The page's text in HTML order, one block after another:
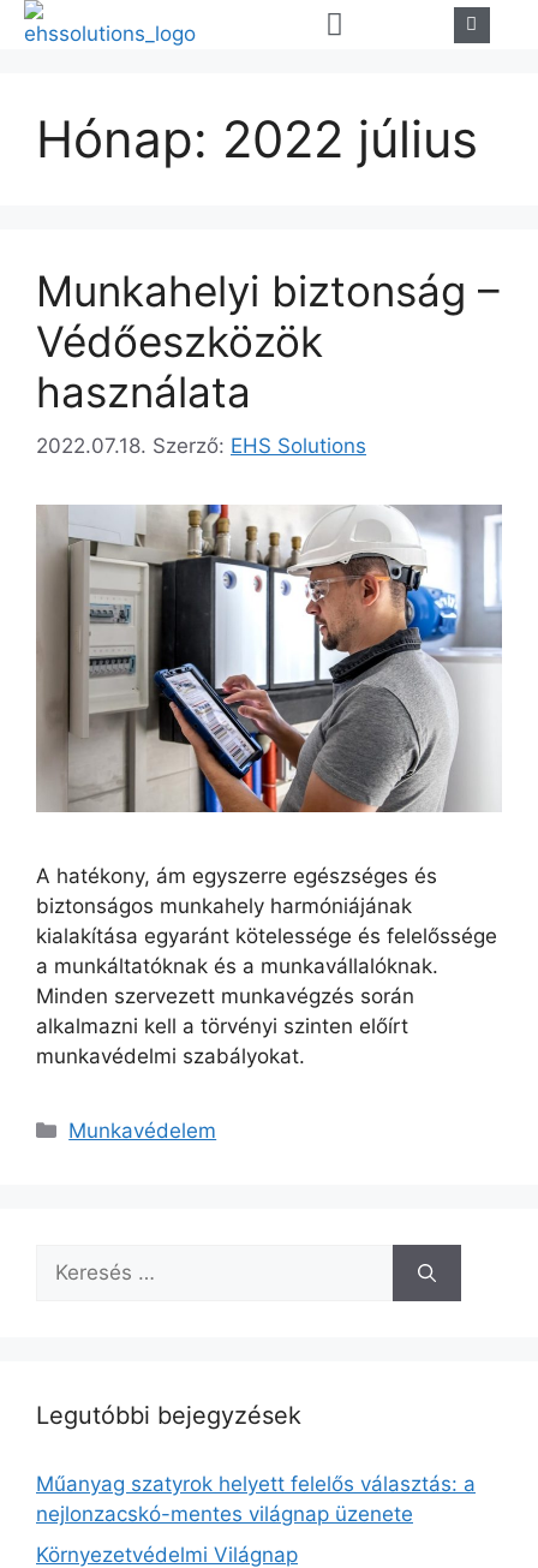
Hónap: 2022 július
Munkahelyi biztonság –
Védőeszközök
használata
2022.07.18. Szerző: EHS Solutions
A hatékony, ám egyszerre egészséges és
biztonságos munkahely harmóniájának
kialakítása egyaránt kötelessége és felelőssége
a munkáltatóknak és a munkavállalóknak.
Minden szervezett munkavégzés során
alkalmazni kell a törvényi szinten előírt
munkavédelmi szabályokat.
Munkavédelem
Legutóbbi bejegyzések
Műanyag szatyrok helyett felelős választás: a
nejlonzacskó-mentes világnap üzenete
Környezetvédelmi Világnap